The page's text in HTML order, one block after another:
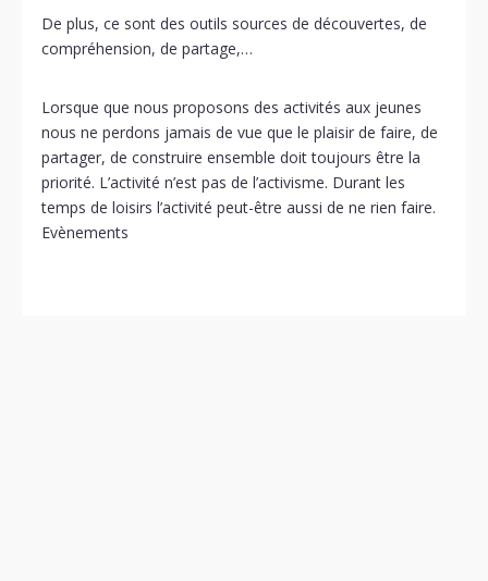
De plus, ce sont des outils sources de découvertes, de
compréhension, de partage,…
Lorsque que nous proposons des activités aux jeunes
nous ne perdons jamais de vue que le plaisir de faire, de
partager, de construire ensemble doit toujours être la
priorité. L’activité n’est pas de l’activisme. Durant les
temps de loisirs l’activité peut-être aussi de ne rien faire.
Evènements